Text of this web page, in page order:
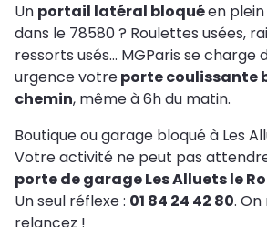
Un portail latéral bloquéen
dans le 78580 ? Roulettes usées,
ressorts usés… MGParis se charge
urgence votreporte coulissante
chemin, même à 6h du matin.
Boutique ou garage bloqué à Les
Votre activité ne peut pas
porte de garage Les Alluets le
Un seul réflexe : 01 84 24 42 80.